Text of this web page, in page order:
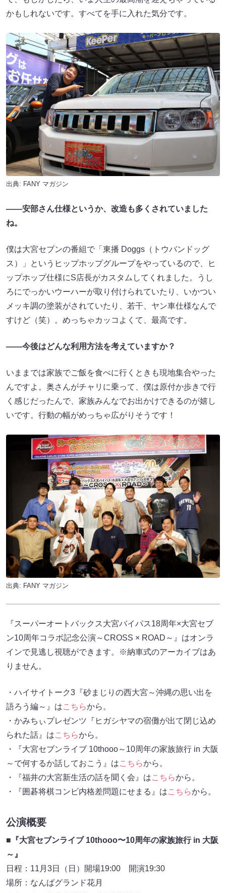
かもしれないです。すべてを手に入れた気分です。
出典: FANY マガジン
――安部さん仕様というか、改造も多くされていました
ね。
僕は大宮セブンの番組で「東播 Doggs（トウバンドッグ
ス）」というヒップホップグループをやっているので、ヒ
ップホップ仕様にS店長がカスタムしてくれました。うし
ろにでっかいウーハーが取り付けられていたり、いかつい
メッキ調の塗装がされていたり、若干、ヤン車仕様なんで
すけど（笑）。めっちゃカッコよくて、最高です。
――今後はどんな利用方法を考えていますか？
いままでは家族でご飯を食べに行くときも現地集合やった
んですよ。奥さんがチャリに乗って、僕は原付か歩きで行
く感じだったんで、家族みんなでお出かけできるのが嬉し
いです。行動の幅がめっちゃ広がりそうです！
出典: FANY マガジン
『スーパーオートバックス大宮バイパス18周年×大宮セブ
ン10周年コラボ記念公演～CROSS × ROAD～』はオンラ
インで見逃し視聴ができます。※納車式のアーカイブはあ
りません。
・ハイサイトーク3『砂まじりの西大宮～沖縄の思い出を
語ろう編～』はこちらから。
・かみちぃプレゼンツ『ヒガシヤマの宿儺が出て閉じ込め
られた話』はこちらから。
・『大宮セブンライブ 10thooo～10周年の家族旅行 in 大阪
～で何するか話しておこう』はこちらから。
・『福井の大宮新生活の話を聞く会』はこちらから。
・『囲碁将棋コンビ内格差問題にせまる』はこちらから。
公演概要
■『大宮セブンライブ 10thooo〜10周年の家族旅行 in 大阪
～』
日程：11月3日（日）開場19:00 開演19:30
場所：なんばグランド花月